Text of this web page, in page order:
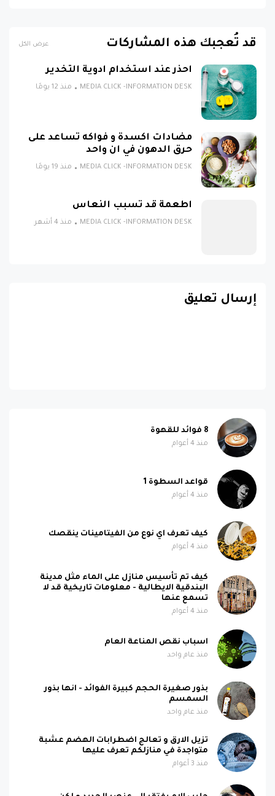
قد تُعجبك هذه المشاركات عرض الكل
احذر عند استخدام ادوية التخدير
MEDIA CLICK -INFORMATION DESK منذ 12 يومًا
مضادات اكسدة و فواكه تساعد على
حرق الدهون في ان واحد
MEDIA CLICK -INFORMATION DESK منذ 19 يومًا
اطعمة قد تسبب النعاس
MEDIA CLICK -INFORMATION DESK منذ 4 أشهر
إرسال تعليق
8 فوائد للقهوة
منذ 4 أعوام
قواعد السطوة 1
منذ 4 أعوام
كيف تعرف اي نوع من الفيتامينات ينقصك
منذ 4 أعوام
كيف تم تأسيس منازل على الماء مثل مدينة
البندقية الايطالية - معلومات تاريخية قد لا
تسمع عنها
منذ 4 أعوام
اسباب نقص المناعة العام
منذ عام واحد
بذور صغيرة الحجم كبيرة الفوائد - انها بذور
السمسم
منذ عام واحد
تزيل الارق و تعالج اضطرابات الهضم عشبة
متواجدة في منازلكم تعرف عليها
منذ 3 أعوام